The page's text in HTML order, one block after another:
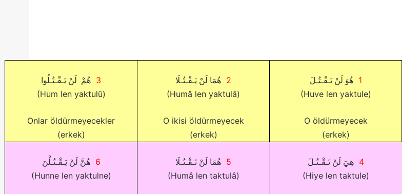
هُمْ لَنْ يَـقْـتُـلُوا
3
(Hum len yaktulû)
Onlar öldürmeyecekler
(erkek)
هُمَا لَنْ يَـقْـتُـلَا
2
(Humâ len yaktulâ)
O ikisi öldürmeyecek
(erkek)
هُوَ لَنْ يَـقْـتُـلَ
1
(Huve len yaktule)
O öldürmeyecek
(erkek)
هُنَّ لَنْ يَـقْـتُـلْنَ
6
(Hunne len yaktulne)
هُمَا لَنْ تَـقْـتُـلَا
5
(Humâ len taktulâ)
هِيَ لَنْ تَـقْـتُـلَ
4
(Hiye len taktule)